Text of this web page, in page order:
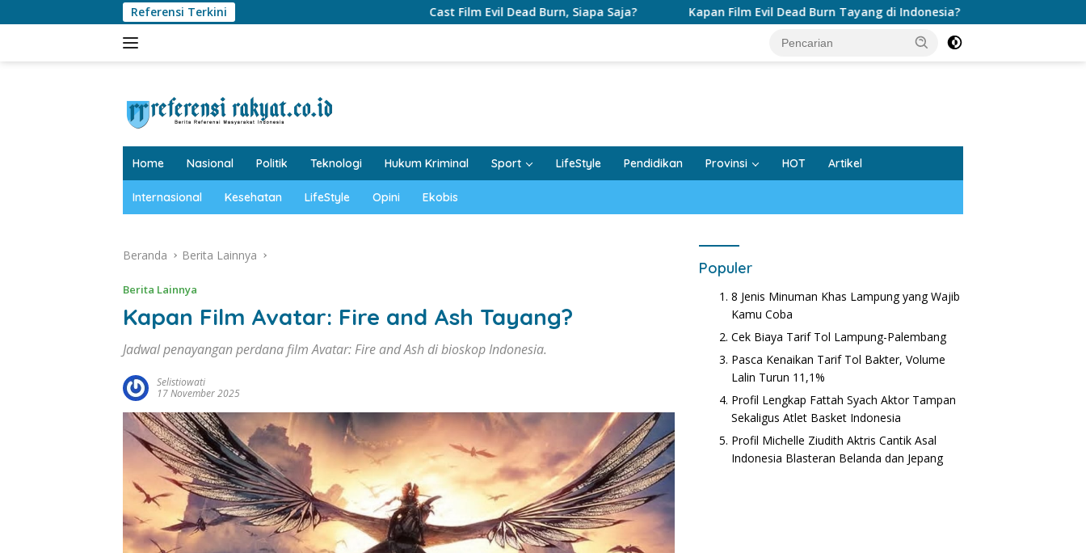
ke
Referensi Terkini Cast Film Evil Dead Burn, Siapa Saja? Kapan Film Evil Dead Burn Tayang di Indonesia? Sinopsis Film Evil Dead
Home Nasional Politik Teknologi Hukum Kriminal Sport LifeStyle Pendidikan Provinsi HOT Artikel
Internasional Kesehatan LifeStyle Opini Ekobis
Beranda Berita Lainnya
Berita Lainnya
Kapan Film Avatar: Fire and Ash Tayang?
Jadwal penayangan perdana film Avatar: Fire and Ash di bioskop Indonesia.
Selistiowati
17 November 2025
Populer
8 Jenis Minuman Khas Lampung yang Wajib
Kamu Coba
Cek Biaya Tarif Tol Lampung-Palembang
Pasca Kenaikan Tarif Tol Bakter, Volume
Lalin Turun 11,1%
Profil Lengkap Fattah Syach Aktor Tampan
Sekaligus Atlet Basket Indonesia
Profil Michelle Ziudith Aktris Cantik Asal
Indonesia Blasteran Belanda dan Jepang